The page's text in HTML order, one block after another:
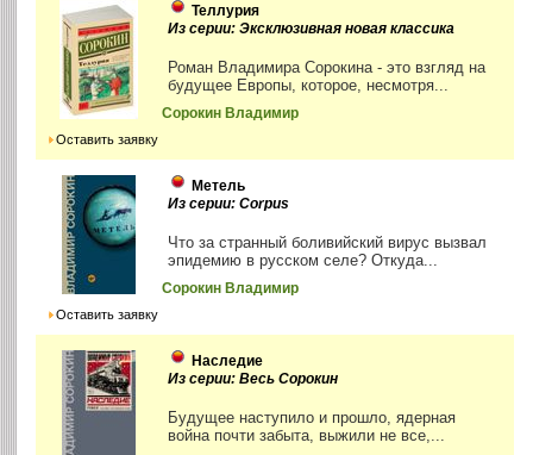
Теллурия
Из серии: Эксклюзивная новая классика
Роман Владимира Сорокина - это взгляд на
будущее Европы, которое, несмотря...
Сорокин Владимир
Оставить заявку
Метель
Из серии: Corpus
Что за странный боливийский вирус вызвал
эпидемию в русском селе? Откуда...
Сорокин Владимир
Оставить заявку
Наследие
Из серии: Весь Сорокин
Будущее наступило и прошло, ядерная
война почти забыта, выжили не все,...